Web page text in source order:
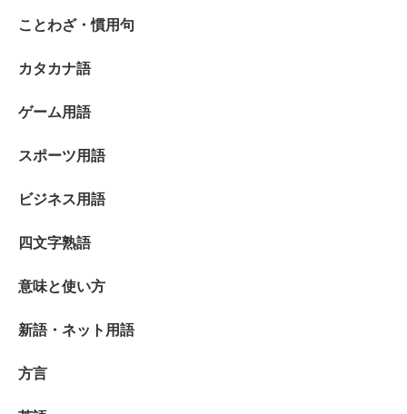
ことわざ・慣用句
カタカナ語
ゲーム用語
スポーツ用語
ビジネス用語
四文字熟語
意味と使い方
新語・ネット用語
方言